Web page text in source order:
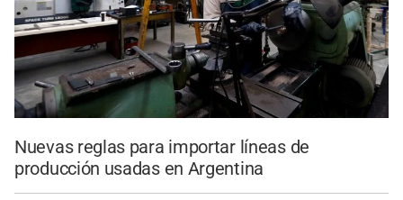
Nuevas reglas para importar líneas de
producción usadas en Argentina